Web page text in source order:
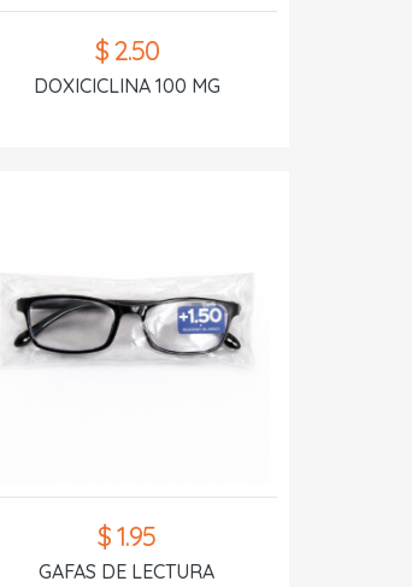
$ 2.50
DOXICICLINA 100 MG
$ 1.95
GAFAS DE LECTURA